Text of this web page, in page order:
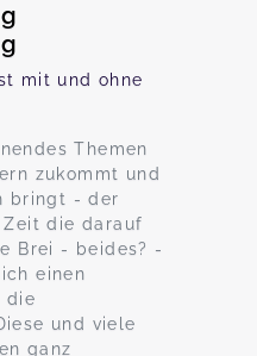
mit und ohne
Themen
zukommt und
bringt - der
die darauf
Brei - beides? -
einen
die
und viele
ganz